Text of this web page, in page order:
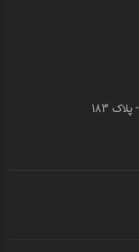
قم - خیابان انقلاب (چهارمردان)‌ - کوچه 6 - پلاک 183